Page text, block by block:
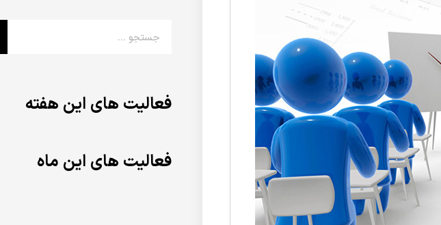
فعالیت های این هفته
فعالیت های این ماه